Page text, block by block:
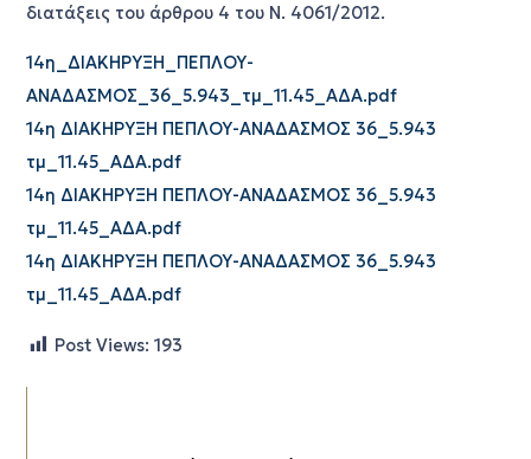
διατάξεις του άρθρου 4 του Ν. 4061/2012.
14η_ΔΙΑΚΗΡΥΞΗ_ΠΕΠΛΟΥ-
ΑΝΑΔΑΣΜΟΣ_36_5.943_τμ_11.45_ΑΔΑ.pdf
14η ΔΙΑΚΗΡΥΞΗ ΠΕΠΛΟΥ-ΑΝΑΔΑΣΜΟΣ 36_5.943
τμ_11.45_ΑΔΑ.pdf
14η ΔΙΑΚΗΡΥΞΗ ΠΕΠΛΟΥ-ΑΝΑΔΑΣΜΟΣ 36_5.943
τμ_11.45_ΑΔΑ.pdf
14η ΔΙΑΚΗΡΥΞΗ ΠΕΠΛΟΥ-ΑΝΑΔΑΣΜΟΣ 36_5.943
τμ_11.45_ΑΔΑ.pdf
Post Views: 193